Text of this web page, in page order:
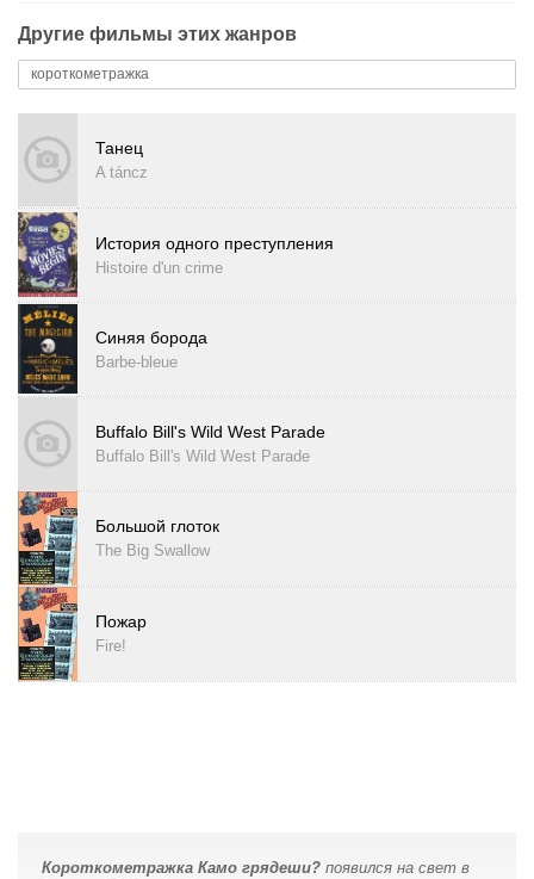
Другие фильмы этих жанров
короткометражка
Танец
A táncz
История одного преступления
Histoire d'un crime
Синяя борода
Barbe-bleue
Buffalo Bill's Wild West Parade
Buffalo Bill's Wild West Parade
Большой глоток
The Big Swallow
Пожар
Fire!
Короткометражка Камо грядеши? появился на свет в